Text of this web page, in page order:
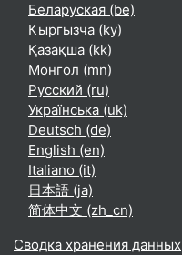
Беларуская ‎(be)‎
Кыргызча ‎(ky)‎
Қазақша ‎(kk)‎
Монгол ‎(mn)‎
Русский ‎(ru)‎
Українська ‎(uk)‎
Deutsch ‎(de)‎
English ‎(en)‎
Italiano ‎(it)‎
日本語 ‎(ja)‎
简体中文 ‎(zh_cn)‎
Сводка хранения данных